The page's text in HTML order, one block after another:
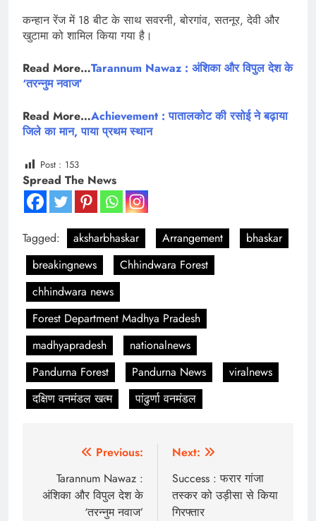
कन्हान रेंज में 18 बीट के साथ सवरनी, बोरगांव, सतनूर, देवी और
खुटामा को शामिल किया गया है।
Read More…Tarannum Nawaz : अंशिका और विपुल देश के
‘तरन्नुम नवाज’
Read More…Achievement : पातालकोट की रसोई ने बढ़ाया
जिले का मान, पाया प्रथम स्थान
Post : 153
Spread The News
Tagged: aksharbhaskar Arrangement
bhaskar
breakingnews
Chhindwara Forest
chhindwara news
Forest Department Madhya Pradesh
madhyapradesh
nationalnews
Pandurna Forest
Pandurna News
viralnews
दक्षिण वनमंडल खत्म
पांढुर्णा वनमंडल
navigation
Previous:
Tarannum Nawaz :
अंशिका और विपुल देश के
‘तरन्नुम नवाज’
Next:
Success : फरार गांजा
तस्कर को उड़ीसा से किया
गिरफ्तार